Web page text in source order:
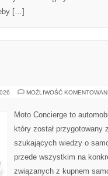
[…]
MOŻLIWOŚĆ
Moto Concierge to
który został przygotowany
szukających wiedzy o
przede wszystkim na
związanych z kupnem